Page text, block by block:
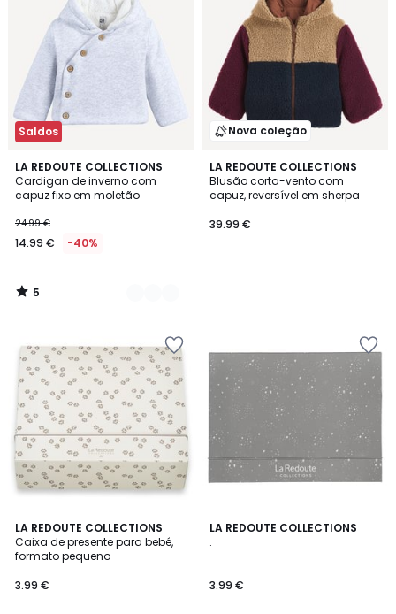
Saldos
LA REDOUTE COLLECTIONS
Cardigan de inverno com
capuz fixo em moletão
24.99 €
14.99 € -40%
5
/
5
2
Cores
5
/
Nova coleção
LA REDOUTE COLLECTIONS
Blusão corta-vento com
capuz, reversível em sherpa
39.99 €
LA REDOUTE COLLECTIONS
Caixa de presente para bebé,
formato pequeno
3.99 €
4,8
/ 5
LA REDOUTE COLLECTIONS
.
3.99 €
4,4